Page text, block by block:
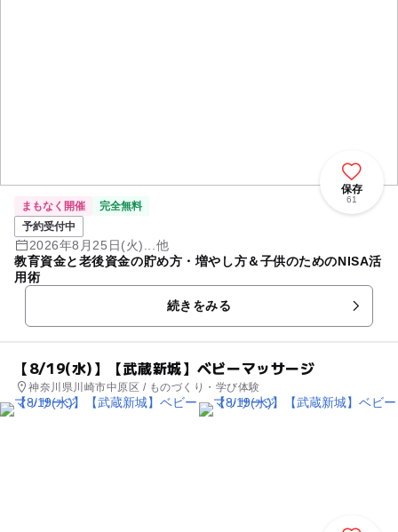
保存
61
まもなく開催
完全無料
予約受付中
2026年8月25日(火)...他
教育資金と老後資金の貯め方・増やし方＆子供のためのNISA活
用術
続きをみる
【8/19(水)】【武蔵新城】ベビーマッサージ
神奈川県川崎市中原区 / ものづくり・学び体験